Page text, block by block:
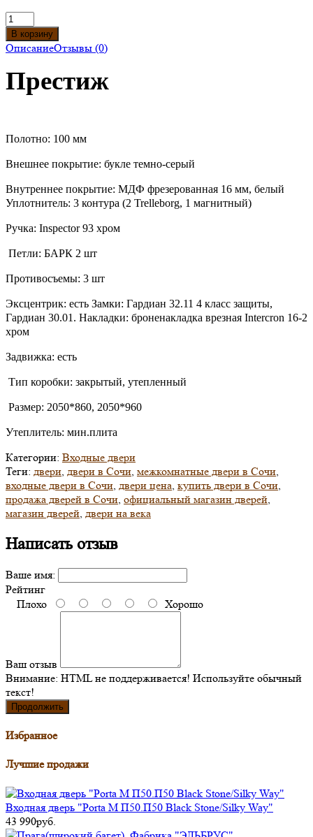
ОписаниеОтзывы (0)
Престиж
Полотно: 100 мм
Внешнее покрытие: букле темно-серый
Внутреннее покрытие: МДФ фрезерованная 16 мм, белый
Уплотнитель: 3 контура (2 Trelleborg, 1 магнитный)
Ручка: Inspector 93 хром
Петли: БАРК 2 шт
Противосъемы: 3 шт
Эксцентрик: есть Замки: Гардиан 32.11 4 класс защиты,
Гардиан 30.01. Накладки: броненакладка врезная Intercron 16-2
хром
Задвижка: есть
Тип коробки: закрытый, утепленный
Размер: 2050*860, 2050*960
Утеплитель: мин.плита
Категории: Входные двери
Теги: двери, двери в Сочи, межкомнатные двери в Сочи,
входные двери в Сочи, двери цена, купить двери в Сочи,
продажа дверей в Сочи, официальный магазин дверей,
магазин дверей, двери на века
Написать отзыв
Ваше имя:
Рейтинг
Плохо
Хорошо
Ваш отзыв
Внимание: HTML не поддерживается! Используйте обычный
текст!
Продолжить
Избранное
Лучшие продажи
Входная дверь "Porta M П50.П50 Black Stone/Silky Way"
43 990руб.